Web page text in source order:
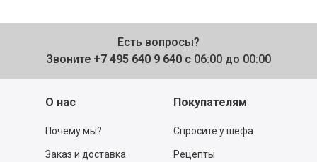
Есть вопросы?
Звоните +7 495 640 9 640 с 06:00 до 00:00
О нас
Почему мы?
Заказ и доставка
Покупателям
Спросите у шефа
Рецепты